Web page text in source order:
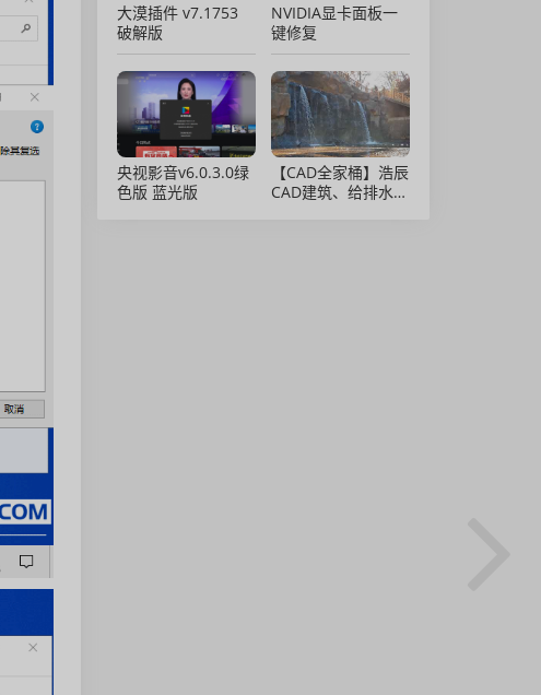
大漠插件 v7.1753
破解版
NVIDIA显卡面板一
键修复
央视影音v6.0.3.0绿
色版 蓝光版
【CAD全家桶】浩辰
CAD建筑、给排水、